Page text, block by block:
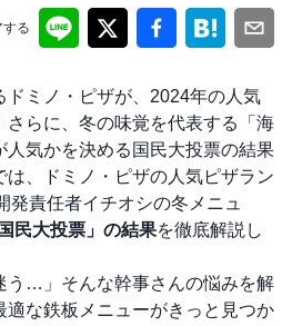
する
ドミノ・ピザが、2024年の人気
さらに、冬の味覚を代表する「海
人気かを決める国民大投票の結果
は、ドミノ・ピザの人気ピザラン
発責任者イチオシの冬メニュ
民大投票」の結果を徹底解説し
う…」そんな幹事さんの悩みを解
適な鉄板メニューがきっと見つか